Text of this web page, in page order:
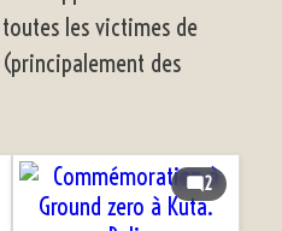
les victimes de
des
2